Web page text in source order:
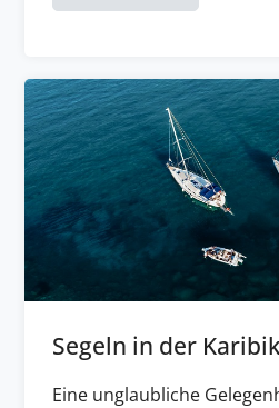
Segeln in der
Eine unglaubliche